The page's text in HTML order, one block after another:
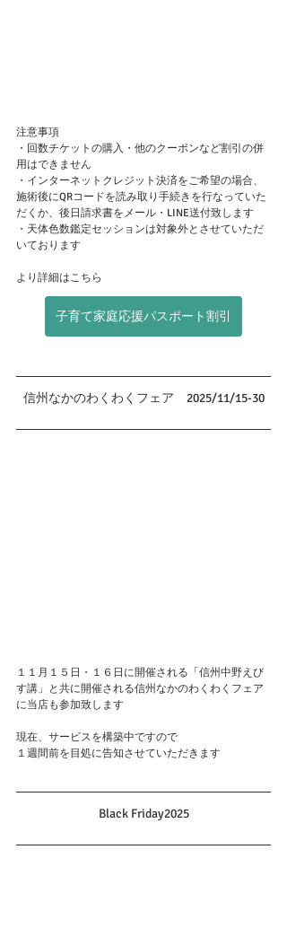
注意事項
・回数チケットの購入・他のクーポンなど割引の併
用はできません
・インターネットクレジット決済をご希望の場合、
施術後にQRコードを読み取り手続きを行なっていた
だくか、後日請求書をメール・LINE送付致します
・天体色数鑑定セッションは対象外とさせていただ
いております
より詳細はこちら
子育て家庭応援パスポート割引
信州なかのわくわくフェア　2025/11/15-30
１１月１５日・１６日に開催される「信州中野えび
す講」と共に開催される信州なかのわくわくフェア
に当店も参加致します
現在、サービスを構築中ですので
１週間前を目処に告知させていただきます
Black Friday2025